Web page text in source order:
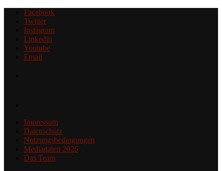
Facebook
Twitter
Instagram
Linkedin
Youtube
Email
Impressum
Datenschutz
Nutzungsbedingungen
Mediadaten 2026
Das Team